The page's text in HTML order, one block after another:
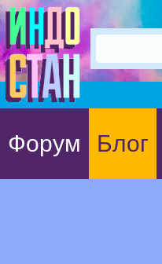
Форум Блог